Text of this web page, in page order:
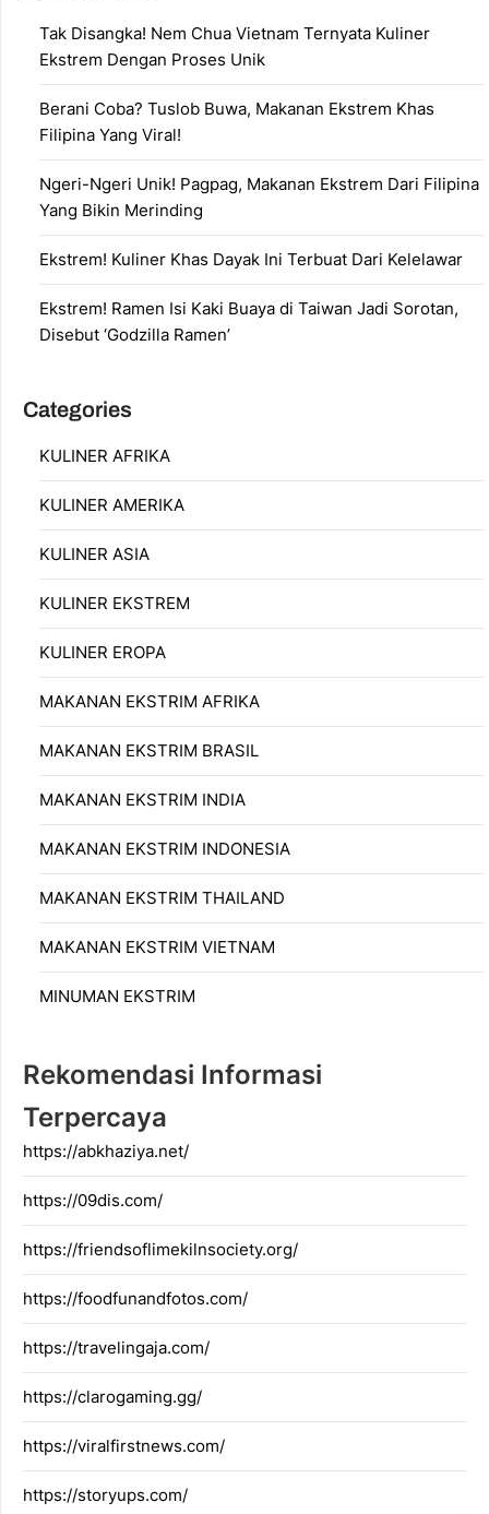
Tak Disangka! Nem Chua Vietnam Ternyata Kuliner
Ekstrem Dengan Proses Unik
Berani Coba? Tuslob Buwa, Makanan Ekstrem Khas
Filipina Yang Viral!
Ngeri-Ngeri Unik! Pagpag, Makanan Ekstrem Dari Filipina
Yang Bikin Merinding
Ekstrem! Kuliner Khas Dayak Ini Terbuat Dari Kelelawar
Ekstrem! Ramen Isi Kaki Buaya di Taiwan Jadi Sorotan,
Disebut ‘Godzilla Ramen’
Categories
KULINER AFRIKA
KULINER AMERIKA
KULINER ASIA
KULINER EKSTREM
KULINER EROPA
MAKANAN EKSTRIM AFRIKA
MAKANAN EKSTRIM BRASIL
MAKANAN EKSTRIM INDIA
MAKANAN EKSTRIM INDONESIA
MAKANAN EKSTRIM THAILAND
MAKANAN EKSTRIM VIETNAM
MINUMAN EKSTRIM
Rekomendasi Informasi
Terpercaya
https://abkhaziya.net/
https://09dis.com/
https://friendsoflimekilnsociety.org/
https://foodfunandfotos.com/
https://travelingaja.com/
https://clarogaming.gg/
https://viralfirstnews.com/
https://storyups.com/